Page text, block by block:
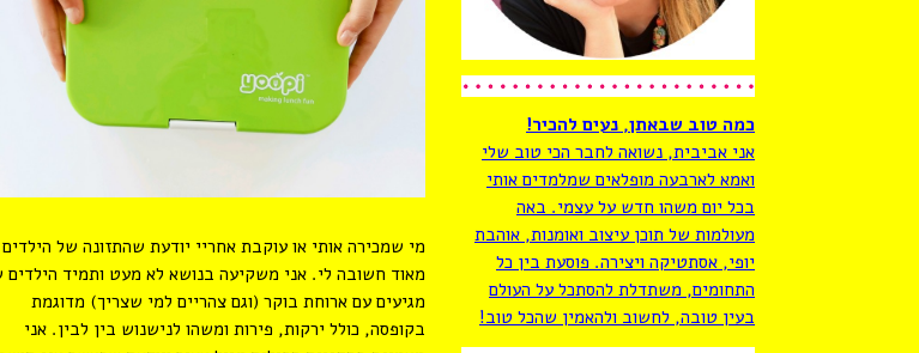
מי שמכירה אותי או עוקבת אחריי יודעת שהתזונה של הילדים
מאוד חשובה לי. אני משקיעה בנושא לא מעט ותמיד הילדים
מגיעים עם ארוחת בוקר (וגם צהריים למי שצריך) מדוגמת
בקופסה, כולל ירקות, פירות ומשהו לנישנוש בין לבין. אני
כמה טוב שבאתן, נעים להכיר!
אני אביבית, נשואה לחבר הכי טוב שלי
ואמא לארבעה מופלאים שמלמדים אותי
בכל יום משהו חדש על עצמי. באה
מעולמות של תוכן עיצוב ואומנות, אוהבת
יופי, אסתטיקה ויצירה. פוסעת בין כל
התחומים, משתדלת להסתכל על העולם
בעין טובה, לחשוב ולהאמין שהכל טוב!